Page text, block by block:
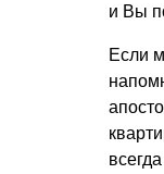
и Вы
Если